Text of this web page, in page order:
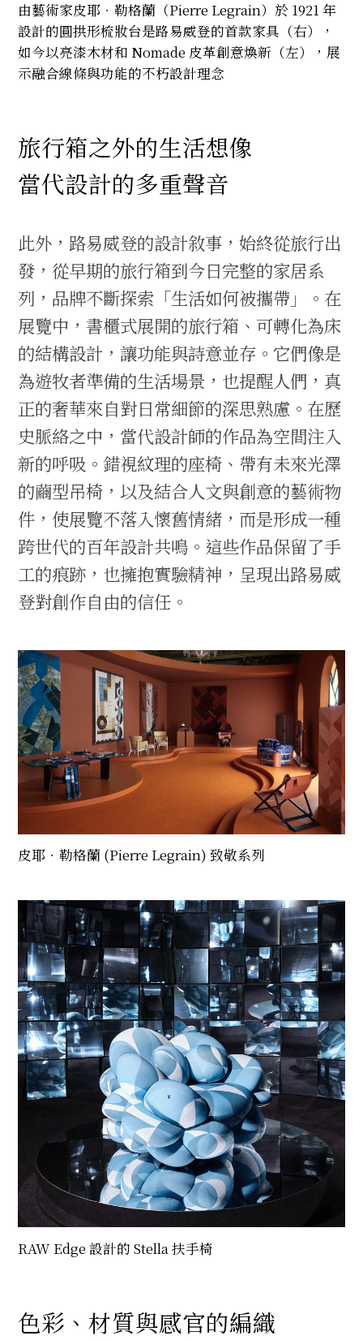
由藝術家皮耶．勒格蘭（Pierre Legrain）於 1921 年
設計的圓拱形梳妝台是路易威登的首款家具（右），
如今以亮漆木材和 Nomade 皮革創意煥新（左），展
示融合線條與功能的不朽設計理念
旅行箱之外的生活想像
當代設計的多重聲音
此外，路易威登的設計敘事，始終從旅行出
發，從早期的旅行箱到今日完整的家居系
列，品牌不斷探索「生活如何被攜帶」。在
展覽中，書櫃式展開的旅行箱、可轉化為床
的結構設計，讓功能與詩意並存。它們像是
為遊牧者準備的生活場景，也提醒人們，真
正的奢華來自對日常細節的深思熟慮。在歷
史脈絡之中，當代設計師的作品為空間注入
新的呼吸。錯視紋理的座椅、帶有未來光澤
的繭型吊椅，以及結合人文與創意的藝術物
件，使展覽不落入懷舊情緒，而是形成一種
跨世代的百年設計共鳴。這些作品保留了手
工的痕跡，也擁抱實驗精神，呈現出路易威
登對創作自由的信任。
皮耶．勒格蘭 (Pierre Legrain) 致敬系列
RAW Edge 設計的 Stella 扶手椅
色彩、材質與感官的編織